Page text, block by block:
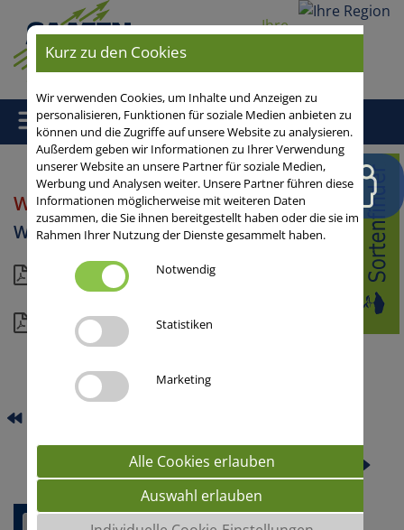
Ihre
Home/Durum/Winterdurum/ WINTERGOLD
WINTERGOLD
Winterdurum
Kompakt
Details
WINTERSONNE
Kurz zu den Cookies
Wir verwenden Cookies, um Inhalte und Anzeigen zu
personalisieren, Funktionen für soziale Medien anbieten zu
können und die Zugriffe auf unsere Website zu analysieren.
Außerdem geben wir Informationen zu Ihrer Verwendung
unserer Website an unsere Partner für soziale Medien,
Werbung und Analysen weiter. Unsere Partner führen diese
Informationen möglicherweise mit weiteren Daten
zusammen, die Sie ihnen bereitgestellt haben oder die sie im
Rahmen Ihrer Nutzung der Dienste gesammelt haben.
Notwendig
Statistiken
Marketing
Alle Cookies erlauben
Auswahl erlauben